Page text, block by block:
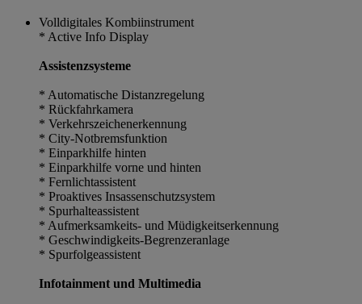
Volldigitales Kombiinstrument
* Active Info Display
Assistenzsysteme
* Automatische Distanzregelung
* Rückfahrkamera
* Verkehrszeichenerkennung
* City-Notbremsfunktion
* Einparkhilfe hinten
* Einparkhilfe vorne und hinten
* Fernlichtassistent
* Proaktives Insassenschutzsystem
* Spurhalteassistent
* Aufmerksamkeits- und Müdigkeitserkennung
* Geschwindigkeits-Begrenzeranlage
* Spurfolgeassistent
Infotainment und Multimedia